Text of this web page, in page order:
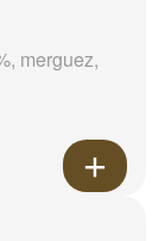
merguez,